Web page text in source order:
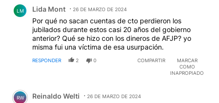
LM Lida Mont 26 DE MARZO DE 2024
Por qué no sacan cuentas de cto perdieron los
jubilados durante estos casi 20 años del gobierno
anterior? Qué se hizo con los dineros de AFJP? yo
misma fui una víctima de esa usurpación.
RESPONDER 2 0 COMPARTIR
MARCAR
COMO
INAPROPIADO
Comentario de Reinaldo Welti.
RW Reinaldo Welti 26 DE MARZO DE 2024